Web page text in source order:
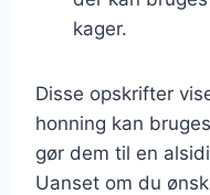
kager.
Disse opskrifter
honning kan
gør dem til en
Uanset om du